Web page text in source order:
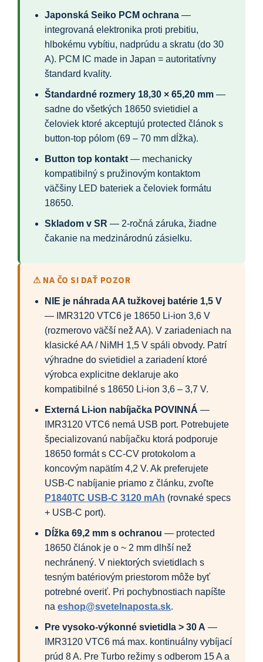
Japonská Seiko PCM ochrana —
integrovaná elektronika proti prebitiu,
hlbokému vybítiu, nadprúdu a skratu (do 30
A). PCM IC made in Japan = autoritatívny
štandard kvality.
Štandardné rozmery 18,30 × 65,20 mm —
sadne do všetkých 18650 svietidiel a
čeloviek ktoré akceptujú protected článok s
button-top pólom (69 – 70 mm dĺžka).
Button top kontakt — mechanicky
kompatibilný s pružinovým kontaktom
väčšiny LED bateriek a čeloviek formátu
18650.
Skladom v SR — 2-ročná záruka, žiadne
čakanie na medzinárodnú zásielku.
⚠ NA ČO SI DAŤ POZOR
NIE je náhrada AA tužkovej batérie 1,5 V
— IMR3120 VTC6 je 18650 Li-ion 3,6 V
(rozmerovo väčší než AA). V zariadeniach na
klasické AA / NiMH 1,5 V spáli obvody. Patrí
výhradne do svietidiel a zariadení ktoré
výrobca explicitne deklaruje ako
kompatibilné s 18650 Li-ion 3,6 – 3,7 V.
Externá Li-ion nabíjačka POVINNÁ —
IMR3120 VTC6 nemá USB port. Potrebujete
špecializovanú nabíjačku ktorá podporuje
18650 formát s CC-CV protokolom a
koncovým napätím 4,2 V. Ak preferujete
USB-C nabíjanie priamo z článku, zvoľte
P1840TC USB-C 3120 mAh (rovnaké specs
+ USB-C port).
Dĺžka 69,2 mm s ochranou — protected
18650 článok je o ~ 2 mm dlhší než
nechránený. V niektorých svietidlach s
tesným batériovým priestorom môže byť
potrebné overiť. Pri pochybnostiach napíšte
na eshop@svetelnaposta.sk.
Pre vysoko-výkonné svietidla > 30 A —
IMR3120 VTC6 má max. kontinuálny vybíjací
prúd 8 A. Pre Turbo režimy s odberom 15 A a